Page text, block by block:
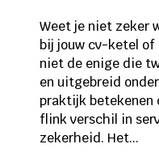
Weet je niet zeker
bij jouw cv-ketel of
niet de enige die
en uitgebreid
praktijk betekenen
flink verschil in
zekerheid. Het...